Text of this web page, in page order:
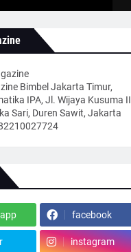
Bimbel Jakarta Timur,
IPA, Jl. Wijaya Kusuma II
Sari, Duren Sawit, Jakarta
facebook
instagram